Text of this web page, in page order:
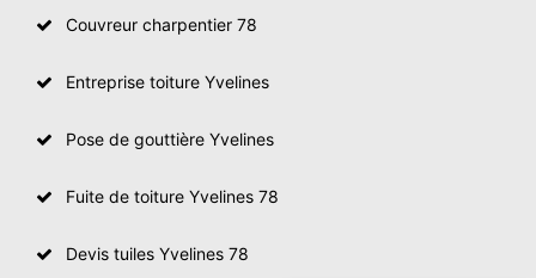
Couvreur charpentier 78
Entreprise toiture Yvelines
Pose de gouttière Yvelines
Fuite de toiture Yvelines 78
Devis tuiles Yvelines 78